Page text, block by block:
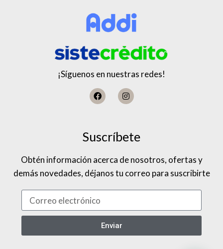
¡Síguenos en nuestras redes!
Suscríbete
Obtén información acerca de nosotros, ofertas y
demás novedades, déjanos tu correo para suscribirte
Enviar